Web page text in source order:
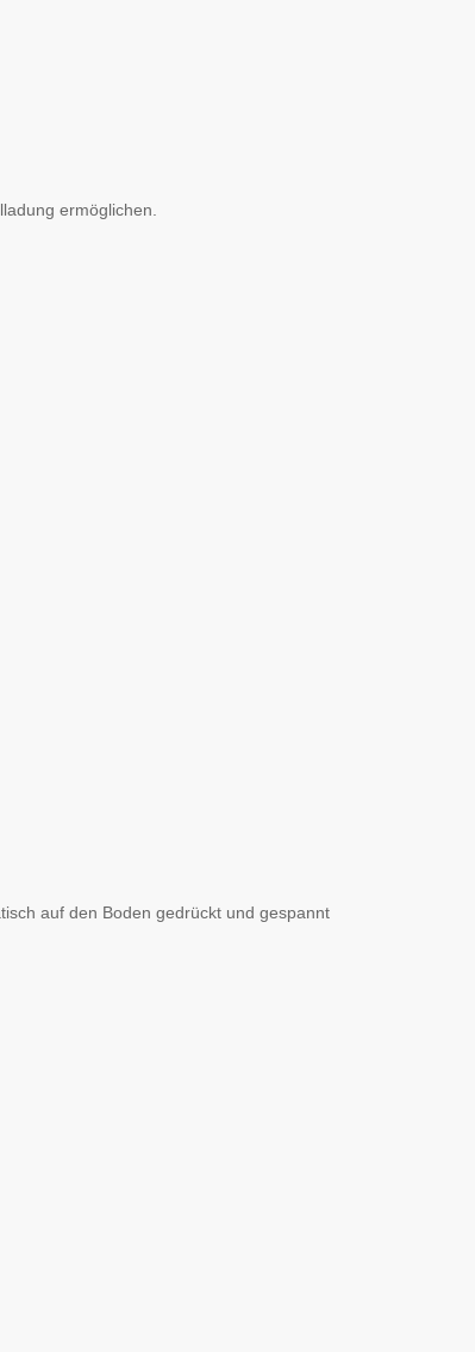
ermöglichen.
auf den Boden gedrückt und gespannt